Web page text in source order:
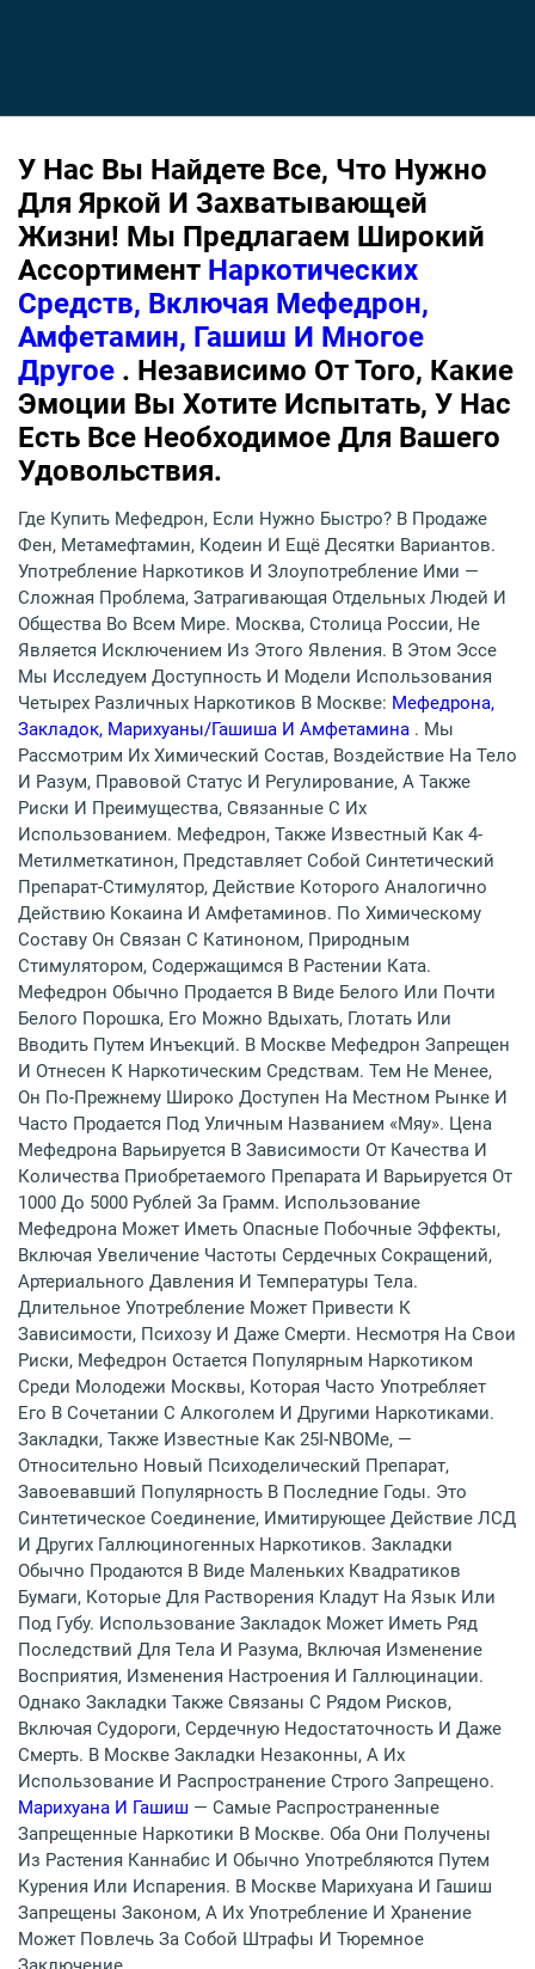
У Нас Вы Найдете Все, Что Нужно
Для Яркой И Захватывающей
Жизни! Мы Предлагаем Широкий
Ассортимент Наркотических
Средств, Включая Мефедрон,
Амфетамин, Гашиш И Многое
Другое . Независимо От Того, Какие
Эмоции Вы Хотите Испытать, У Нас
Есть Все Необходимое Для Вашего
Удовольствия.
Где Купить Мефедрон, Если Нужно Быстро? В Продаже
Фен, Метамефтамин, Кодеин И Ещё Десятки Вариантов.
Употребление Наркотиков И Злоупотребление Ими —
Сложная Проблема, Затрагивающая Отдельных Людей И
Общества Во Всем Мире. Москва, Столица России, Не
Является Исключением Из Этого Явления. В Этом Эссе
Мы Исследуем Доступность И Модели Использования
Четырех Различных Наркотиков В Москве: Мефедрона,
Закладок, Марихуаны/гашиша И Амфетамина . Мы
Рассмотрим Их Химический Состав, Воздействие На Тело
И Разум, Правовой Статус И Регулирование, А Также
Риски И Преимущества, Связанные С Их
Использованием. Мефедрон, Также Известный Как 4-
Метилметкатинон, Представляет Собой Синтетический
Препарат-Стимулятор, Действие Которого Аналогично
Действию Кокаина И Амфетаминов. По Химическому
Составу Он Связан С Катиноном, Природным
Стимулятором, Содержащимся В Растении Ката.
Мефедрон Обычно Продается В Виде Белого Или Почти
Белого Порошка, Его Можно Вдыхать, Глотать Или
Вводить Путем Инъекций. В Москве Мефедрон Запрещен
И Отнесен К Наркотическим Средствам. Тем Не Менее,
Он По-Прежнему Широко Доступен На Местном Рынке И
Часто Продается Под Уличным Названием «мяу». Цена
Мефедрона Варьируется В Зависимости От Качества И
Количества Приобретаемого Препарата И Варьируется От
1000 До 5000 Рублей За Грамм. Использование
Мефедрона Может Иметь Опасные Побочные Эффекты,
Включая Увеличение Частоты Сердечных Сокращений,
Артериального Давления И Температуры Тела.
Длительное Употребление Может Привести К
Зависимости, Психозу И Даже Смерти. Несмотря На Свои
Риски, Мефедрон Остается Популярным Наркотиком
Среди Молодежи Москвы, Которая Часто Употребляет
Его В Сочетании С Алкоголем И Другими Наркотиками.
Закладки, Также Известные Как 25I-NBOMe, —
Относительно Новый Психоделический Препарат,
Завоевавший Популярность В Последние Годы. Это
Синтетическое Соединение, Имитирующее Действие ЛСД
И Других Галлюциногенных Наркотиков. Закладки
Обычно Продаются В Виде Маленьких Квадратиков
Бумаги, Которые Для Растворения Кладут На Язык Или
Под Губу. Использование Закладок Может Иметь Ряд
Последствий Для Тела И Разума, Включая Изменение
Восприятия, Изменения Настроения И Галлюцинации.
Однако Закладки Также Связаны С Рядом Рисков,
Включая Судороги, Сердечную Недостаточность И Даже
Смерть. В Москве Закладки Незаконны, А Их
Использование И Распространение Строго Запрещено.
Марихуана И Гашиш — Самые Распространенные
Запрещенные Наркотики В Москве. Оба Они Получены
Из Растения Каннабис И Обычно Употребляются Путем
Курения Или Испарения. В Москве Марихуана И Гашиш
Запрещены Законом, А Их Употребление И Хранение
Может Повлечь За Собой Штрафы И Тюремное